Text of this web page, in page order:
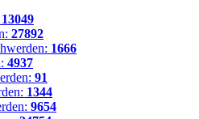
13049
27892
1666
4937
91
1344
9654